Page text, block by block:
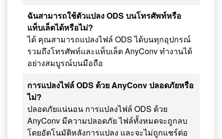
ฉันสามารถใช้ตัวแปลง ODS บนโทรศัพท์หรือ
แท็บเล็ตได้หรือไม่?
ได้ คุณสามารถแปลงไฟล์ ODS ได้บนทุกอุปกรณ์
รวมถึงโทรศัพท์และแท็บเล็ต AnyConv ทำงานได้
อย่างสมบูรณ์บนมือถือ
การแปลงไฟล์ ODS ด้วย AnyConv ปลอดภัยหรือ
ไม่?
ปลอดภัยแน่นอน การแปลงไฟล์ ODS ด้วย
AnyConv มีความปลอดภัย ไฟล์ทั้งหมดจะถูกลบ
โดยอัตโนมัติหลังการแปลง และจะไม่ถูกแชร์ต่อ